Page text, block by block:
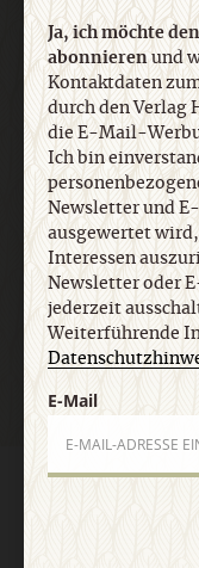
Newsletter
jederzeit
E-Mail
Ja, ich möchte
abonnierenund
Kontaktdaten
durch den Verlag
die E-Mail-
Ich bin
Newsletter und
ausgewertet
Interessen
Newsletter oder
jederzeit
Weiterführende
E-Mail